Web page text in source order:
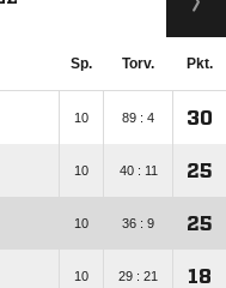
Sp. Torv. Pkt.
10 89 : 4 30
10 40 : 11 25
10 36 : 9 25
10 29 : 21 18